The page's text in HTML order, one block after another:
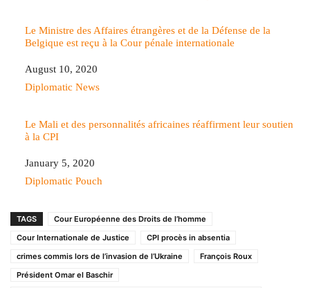
Le Ministre des Affaires étrangères et de la Défense de la
Belgique est reçu à la Cour pénale internationale
Date
August 10, 2020
In relation to
Diplomatic News
Le Mali et des personnalités africaines réaffirment leur soutien
à la CPI
Date
January 5, 2020
In relation to
Diplomatic Pouch
TAGS
Cour Européenne des Droits de l’homme
Cour Internationale de Justice
CPI procès in absentia
crimes commis lors de l’invasion de l’Ukraine
François Roux
Président Omar el Baschir